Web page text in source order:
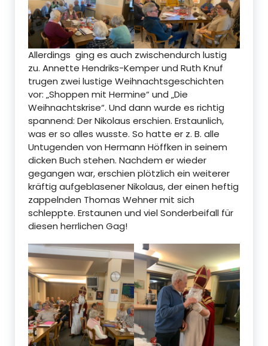
Allerdings ging es auch zwischendurch lustig
zu. Annette Hendriks-Kemper und Ruth Knuf
trugen zwei lustige Weihnachtsgeschichten
vor: „Shoppen mit Hermine“ und „Die
Weihnachtskrise“. Und dann wurde es richtig
spannend: Der Nikolaus erschien. Erstaunlich,
was er so alles wusste. So hatte er z. B. alle
Untugenden von Hermann Höffken in seinem
dicken Buch stehen. Nachdem er wieder
gegangen war, erschien plötzlich ein weiterer
kräftig aufgeblasener Nikolaus, der einen heftig
zappelnden Thomas Wehner mit sich
schleppte. Erstaunen und viel Sonderbeifall für
diesen herrlichen Gag!